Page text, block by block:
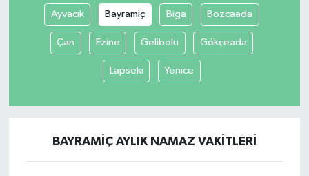
Ayvacık Bayramiç Biga Bozcaada
Çan Ezine Gelibolu Gökçeada
Lapseki Yenice
BAYRAMIÇ AYLIK NAMAZ VAKITLERI